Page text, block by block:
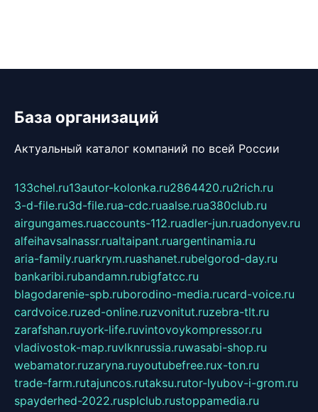
База организаций
Актуальный каталог компаний по всей России
133chel.ru13autor-kolonka.ru2864420.ru2rich.ru
3-d-file.ru3d-file.rua-cdc.ruaalse.rua380club.ru
airgungames.ruaccounts-112.ruadler-jun.ruadonyev.ru
alfeihavsalnassr.rualtaipant.ruargentinamia.ru
aria-family.ruarkrym.ruashanet.rubelgorod-day.ru
bankaribi.rubandamn.rubigfatcc.ru
blagodarenie-spb.ruborodino-media.rucard-voice.ru
cardvoice.ruzed-online.ruzvonitut.ruzebra-tlt.ru
zarafshan.ruyork-life.ruvintovoykompressor.ru
vladivostok-map.ruvlknrussia.ruwasabi-shop.ru
webamator.ruzaryna.ruyoutubefree.rux-ton.ru
trade-farm.rutajuncos.rutaksu.rutor-lyubov-i-grom.ru
spayderhed-2022.rusplclub.rustoppamedia.ru